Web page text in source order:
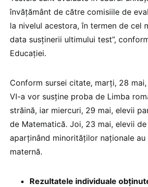
învăţământ de către comisiile de
la nivelul acestora, în termen de cel
data susținerii ultimului test”,
Educației.
Conform sursei citate, marți, 28
VI-a vor susține proba de Limba
străină, iar miercuri, 29 mai, elevii
de Matematică. Joi, 23 mai, elevii de
aparținând minorităților naționale
maternă.
Rezultatele individuale